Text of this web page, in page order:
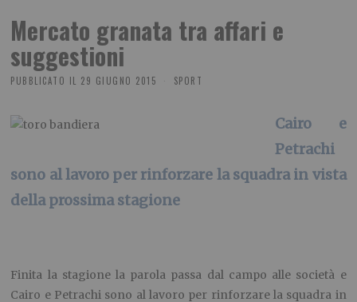
Mercato granata tra affari e
suggestioni
PUBBLICATO IL 29 GIUGNO 2015 SPORT
Cairo e
Petrachi
sono al lavoro per rinforzare la squadra in vista
della prossima stagione
Finita la stagione la parola passa dal campo alle società e
Cairo e Petrachi sono al lavoro per rinforzare la squadra in